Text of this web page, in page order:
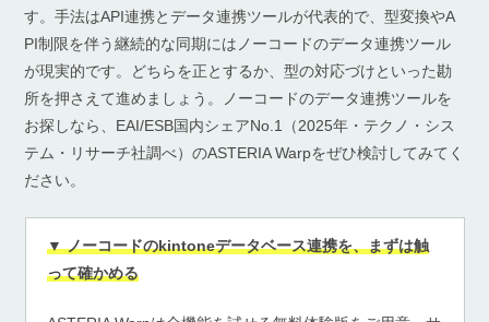
す。手法はAPI連携とデータ連携ツールが代表的で、型変換やA
PI制限を伴う継続的な同期にはノーコードのデータ連携ツール
が現実的です。どちらを正とするか、型の対応づけといった勘
所を押さえて進めましょう。ノーコードのデータ連携ツールを
お探しなら、EAI/ESB国内シェアNo.1（2025年・テクノ・シス
テム・リサーチ社調べ）のASTERIA Warpをぜひ検討してみてく
ださい。
▼ ノーコードのkintoneデータベース連携を、まずは触
って確かめる